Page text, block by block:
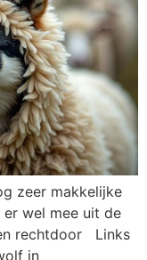
zeer makkelijke
wel mee uit de
rechtdoor Links
in